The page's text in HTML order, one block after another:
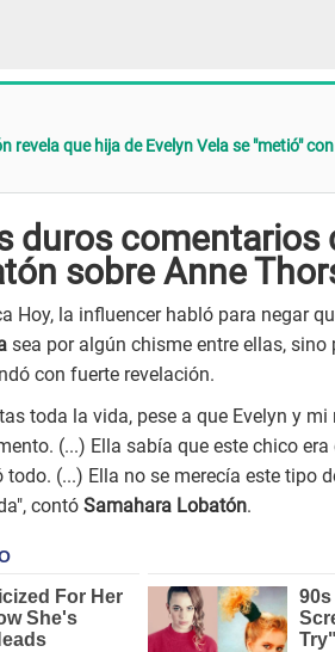
revela que hija de Evelyn Vela se "metió"
duros comentarios
sobre Anne
Hoy, la influencer habló para negar
sea por algún chisme entre ellas, sino
con fuerte revelación.
toda la vida, pese a que Evelyn y
(...) Ella sabía que este chico
(...) Ella no se merecía este tipo
contó Samahara Lobatón.